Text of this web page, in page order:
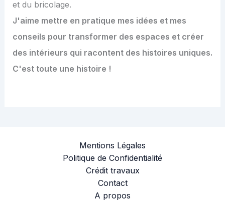
et du bricolage.
J'aime mettre en pratique mes idées et mes
conseils pour transformer des espaces et créer
des intérieurs qui racontent des histoires uniques.
C'est toute une histoire !
Mentions Légales
Politique de Confidentialité
Crédit travaux
Contact
A propos